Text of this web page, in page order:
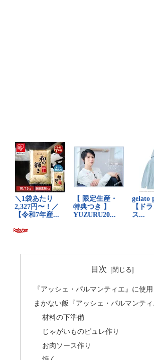
目次
『アッシェ・パルマンティエ』に使
まかない飯『アッシェ・パルマンテ
材料の下準備
じゃがいものピュレ作り
お肉ソース作り